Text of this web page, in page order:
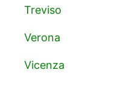
Treviso
Verona
Vicenza